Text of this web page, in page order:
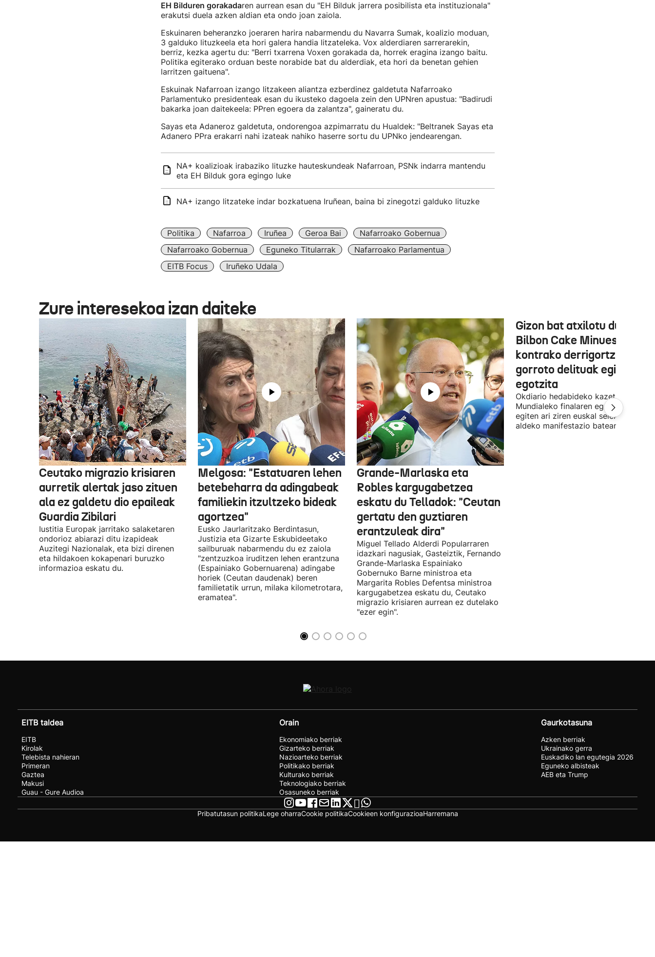
EH Bilduren gorakadaren aurrean esan du "EH Bilduk jarrera posibilista eta instituzionala"
erakutsi duela azken aldian eta ondo joan zaiola.
Eskuinaren beheranzko joeraren harira nabarmendu du Navarra Sumak, koalizio moduan,
3 galduko lituzkeela eta hori galera handia litzateleka. Vox alderdiaren sarrerarekin,
berriz, kezka agertu du: "Berri txarrena Voxen gorakada da, horrek eragina izango baitu.
Politika egiterako orduan beste norabide bat du alderdiak, eta hori da benetan gehien
larritzen gaituena".
Eskuinak Nafarroan izango litzakeen aliantza ezberdinez galdetuta Nafarroako
Parlamentuko presidenteak esan du ikusteko dagoela zein den UPNren apustua: "Badirudi
bakarka joan daitekeela: PPren egoera da zalantza", gaineratu du.
Sayas eta Adaneroz galdetuta, ondorengoa azpimarratu du Hualdek: "Beltranek Sayas eta
Adanero PPra erakarri nahi izateak nahiko haserre sortu du UPNko jendearengan.
NA+ koalizioak irabaziko lituzke hauteskundeak Nafarroan, PSNk indarra mantendu
eta EH Bilduk gora egingo luke
NA+ izango litzateke indar bozkatuena Iruñean, baina bi zinegotzi galduko lituzke
Politika Nafarroa Iruñea Geroa Bai
Nafarroako Gobernua
Nafarroako Gobernua
Eguneko Titularrak
Nafarroako Parlamentua
EITB Focus
Iruñeko Udala
Zure interesekoa izan daiteke
Ceutako migrazio krisiaren
aurretik alertak jaso zituen
ala ez galdetu dio epaileak
Guardia Zibilari
Iustitia Europak jarritako salaketaren
ondorioz abiarazi ditu izapideak
Auzitegi Nazionalak, eta bizi direnen
eta hildakoen kokapenari buruzko
informazioa eskatu du.
Melgosa: "Estatuaren lehen
betebeharra da adingabeak
familiekin itzultzeko bideak
agortzea"
Eusko Jaurlaritzako Berdintasun,
Justizia eta Gizarte Eskubideetako
sailburuak nabarmendu du ez zaiola
"zentzuzkoa iruditzen lehen erantzuna
(Espainiako Gobernuarena) adingabe
horiek (Ceutan daudenak) beren
familietatik urrun, milaka kilometrotara,
eramatea".
Grande-Marlaska eta
Robles kargugabetzea
eskatu du Telladok: "Ceutan
gertatu den guztiaren
erantzuleak dira"
Miguel Tellado Alderdi Popularraren
idazkari nagusiak, Gasteiztik, Fernando
Grande-Marlaska Espainiako
Gobernuko Barne ministroa eta
Margarita Robles Defentsa ministroa
kargugabetzea eskatu du, Ceutako
migrazio krisiaren aurrean ez dutelako
"ezer egin".
Gizon bat atxilotu dute,
Bilbon Cake Minuesaren
kontrako derrigortze eta
gorroto delituak egitea
egotzita
Okdiario hedabideko kazetaria
Mundialeko finalaren egunean Bilbon
egiten ari ziren euskal selekzioaren
aldeko manifestazio batean zegoen.
EITB taldea
EITB
Kirolak
Telebista nahieran
Primeran
Gaztea
Makusi
Guau - Gure Audioa
Orain
Ekonomiako berriak
Gizarteko berriak
Nazioarteko berriak
Politikako berriak
Kulturako berriak
Teknologiako berriak
Osasuneko berriak
Gaurkotasuna
Azken berriak
Ukrainako gerra
Euskadiko lan egutegia 2026
Eguneko albisteak
AEB eta Trump
Pribatutasun politikaLege oharraCookie politikaCookieen konfigurazioaHarremana